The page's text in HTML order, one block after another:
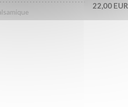
22,00 EUR